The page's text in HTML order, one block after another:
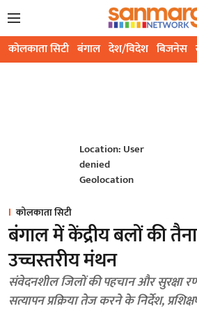
कोलकाता सिटी बंगाल देश/विदेश बिजनेस
Location: User
denied
Geolocation
कोलकाता सिटी
बंगाल में केंद्रीय बलों की
उच्चस्तरीय मंथन
संवेदनशील जिलों की पहचान और सुरक्षा
सत्यापन प्रक्रिया तेज करने के निर्देश,